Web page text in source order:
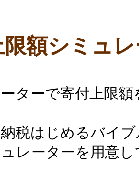
額シミュ
ターで寄付上限
税はじめるバイ
レーターを用意